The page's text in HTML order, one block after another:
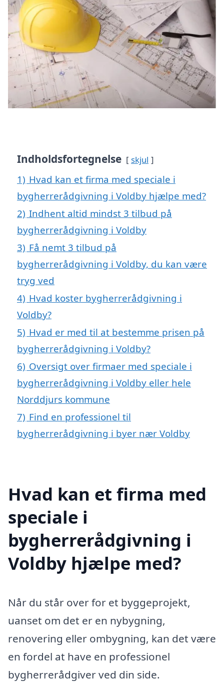
Indholdsfortegnelse skjul
1) Hvad kan et firma med speciale i
bygherrerådgivning i Voldby hjælpe med?
2) Indhent altid mindst 3 tilbud på
bygherrerådgivning i Voldby
3) Få nemt 3 tilbud på
bygherrerådgivning i Voldby, du kan være
tryg ved
4) Hvad koster bygherrerådgivning i
Voldby?
5) Hvad er med til at bestemme prisen på
bygherrerådgivning i Voldby?
6) Oversigt over firmaer med speciale i
bygherrerådgivning i Voldby eller hele
Norddjurs kommune
7) Find en professionel til
bygherrerådgivning i byer nær Voldby
Hvad kan et firma med
speciale i
bygherrerådgivning i
Voldby hjælpe med?
Når du står over for et byggeprojekt,
uanset om det er en nybygning,
renovering eller ombygning, kan det være
en fordel at have en professionel
bygherrerådgiver ved din side.